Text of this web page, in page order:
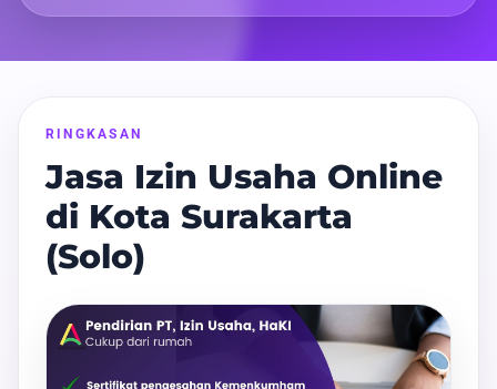
RINGKASAN
Jasa Izin Usaha Online
di Kota Surakarta
(Solo)